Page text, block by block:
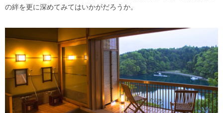
の絆を更に深めてみてはいかがだろうか。